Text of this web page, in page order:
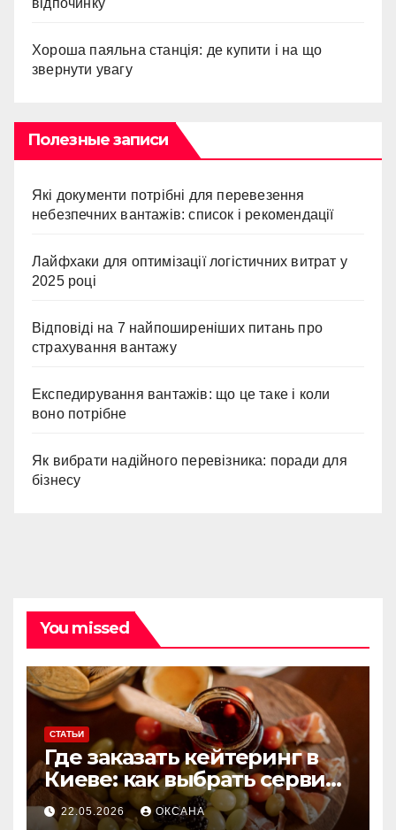
Хороша паяльна станція: де купити і на що
звернути увагу
Полезные записи
Які документи потрібні для перевезення
небезпечних вантажів: список і рекомендації
Лайфхаки для оптимізації логістичних витрат у
2025 році
Відповіді на 7 найпоширеніших питань про
страхування вантажу
Експедирування вантажів: що це таке і коли
воно потрібне
Як вибрати надійного перевізника: поради для
бізнесу
You missed
СТАТЬИ
Где заказать кейтеринг в
Киеве: как выбрать сервис
для мероприятий любого
формата
22.05.2026 ОКСАНА